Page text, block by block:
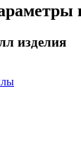
изделия